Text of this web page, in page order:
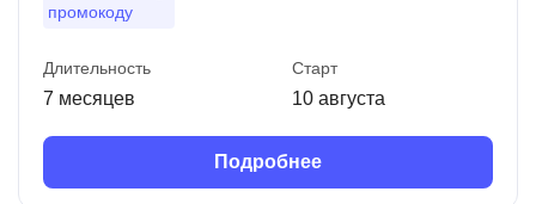
промокоду
Длительность
7 месяцев
Старт
10 августа
Подробнее